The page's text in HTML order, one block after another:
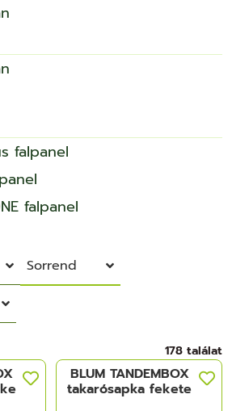
falpanel
falpanel
Sorrend
178 találat
BLUM TANDEMBOX
takarósapka fekete